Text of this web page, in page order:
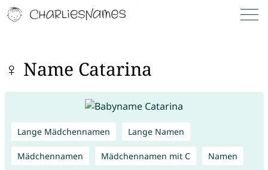
♀ Name Catarina
Lange Mädchennamen Lange Namen
Mädchennamen Mädchennamen mit C Namen